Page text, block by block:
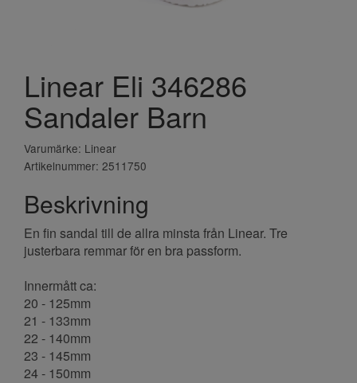
Linear Eli 346286
Sandaler Barn
Varumärke: Linear
Artikelnummer: 2511750
Beskrivning
En fin sandal till de allra minsta från Linear. Tre
justerbara remmar för en bra passform.
Innermått ca:
20 - 125mm
21 - 133mm
22 - 140mm
23 - 145mm
24 - 150mm